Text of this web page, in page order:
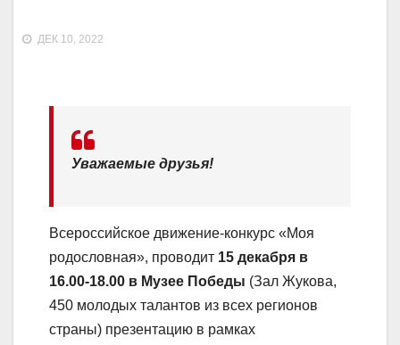
ДЕК 10, 2022
Уважаемые друзья!
Всероссийское движение-конкурс «Моя
родословная», проводит 15 декабря в
16.00-18.00 в Музее Победы (Зал Жукова,
450 молодых талантов из всех регионов
страны) презентацию в рамках